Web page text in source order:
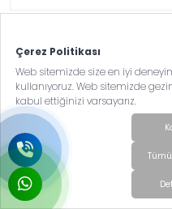
Çerez Politikası
Web sitemizde size en iyi
kullanıyoruz. Web sitemizde
kabul ettiğinizi varsayarız.
DÖHLER